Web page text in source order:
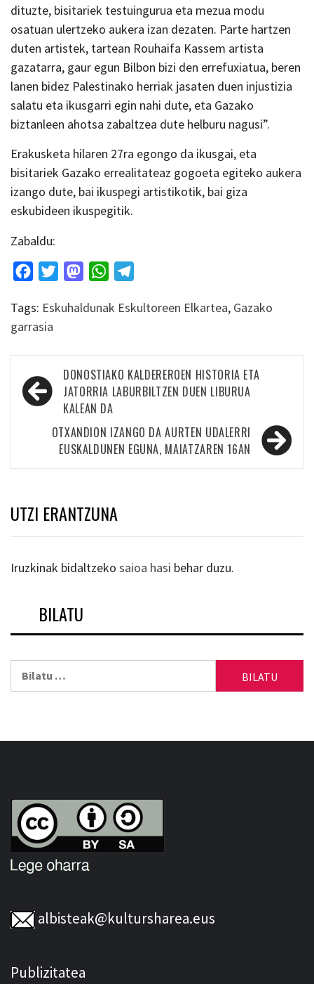
dituzte, bisitariek testuingurua eta mezua modu
osatuan ulertzeko aukera izan dezaten. Parte hartzen
duten artistek, tartean Rouhaifa Kassem artista
gazatarra, gaur egun Bilbon bizi den errefuxiatua, beren
lanen bidez Palestinako herriak jasaten duen injustizia
salatu eta ikusgarri egin nahi dute, eta Gazako
biztanleen ahotsa zabaltzea dute helburu nagusi”.
Erakusketa hilaren 27ra egongo da ikusgai, eta
bisitariek Gazako errealitateaz gogoeta egiteko aukera
izango dute, bai ikuspegi artistikotik, bai giza
eskubideen ikuspegitik.
Zabaldu:
FacebookTwitterMastodonWhatsApp
Tags: Eskuhaldunak Eskultoreen Elkartea, Gazako
garrasia
Bidalketetan
zehar
nabigatu
DONOSTIAKO KALDEREROEN HISTORIA ETA
JATORRIA LABURBILTZEN DUEN LIBURUA
KALEAN DA
OTXANDION IZANGO DA AURTEN UDALERRI
EUSKALDUNEN EGUNA, MAIATZAREN 16AN
UTZI ERANTZUNA
Iruzkinak bidaltzeko saioa hasi behar duzu.
BILATU
albisteak@kultursharea.eus
Publizitatea